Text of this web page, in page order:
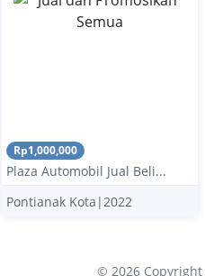
Rp1,000,000
Plaza Automobil Jual Beli...
Pontianak Kota|2022
© 2026 Copyright